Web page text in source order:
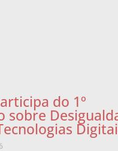
do 1º
sobre